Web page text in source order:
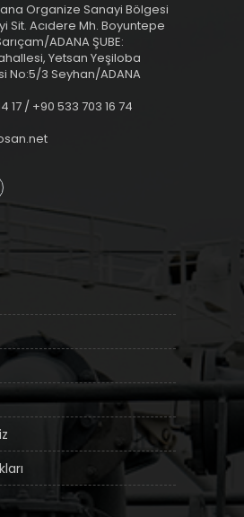
Organize Sanayi Bölgesi
Sit. Acıdere Mh. Boyuntepe
ADANA ŞUBE:
Yetsan Yeşiloba
No:5/3 Seyhan/ADANA
17 / +90 533 703 16 74